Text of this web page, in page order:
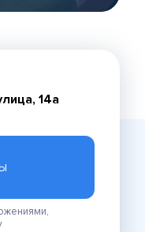
14а